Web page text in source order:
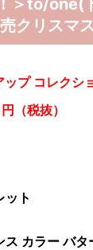
＞to/one(
クリスマ
ップ コレクシ
（税抜）
ト
カラー バタ